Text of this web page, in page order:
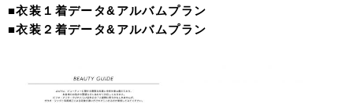
■衣装１着データ&アルバムプラン
■衣装２着データ&アルバムプラン